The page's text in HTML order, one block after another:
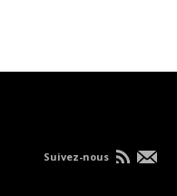
Suivez-nous